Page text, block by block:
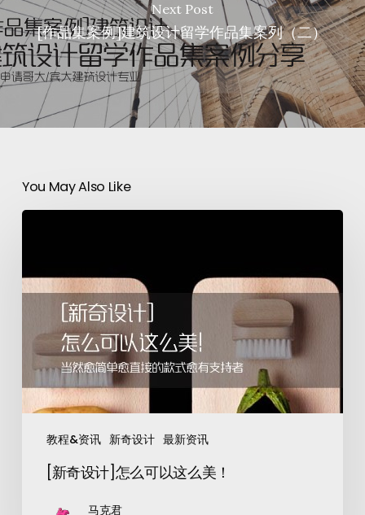
Next Post
[作品集案例]建筑设计留学作品集案列（二）
You May Also Like
教程&资讯 新奇设计 最新资讯
[新奇设计]怎么可以这么美！
马克君